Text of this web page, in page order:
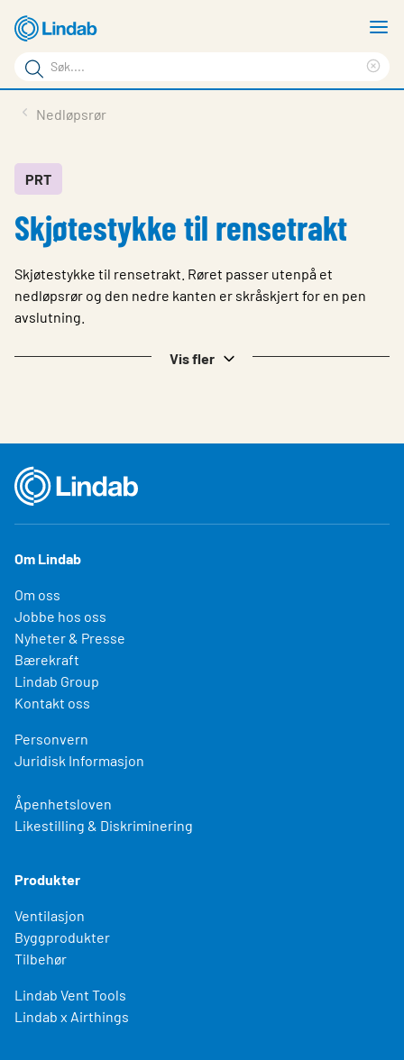
hovedinnhold
Søkeord
Søk
på
Last ned
Om Lindab
Bærekraft
Kontakt oss
Nedløpsrør
PRT
Skjøtestykke til rensetrakt
Skjøtestykke til rensetrakt. Røret passer utenpå et
nedløpsrør og den nedre kanten er skråskjert for en pen
avslutning.
Vis fler
Om Lindab
Om oss
Jobbe hos oss
Nyheter & Presse
Bærekraft
Lindab Group
Kontakt oss
Personvern
Juridisk Informasjon
Åpenhetsloven
Likestilling & Diskriminering
Produkter
Ventilasjon
Byggprodukter
Tilbehør
Lindab Vent Tools
Lindab x Airthings